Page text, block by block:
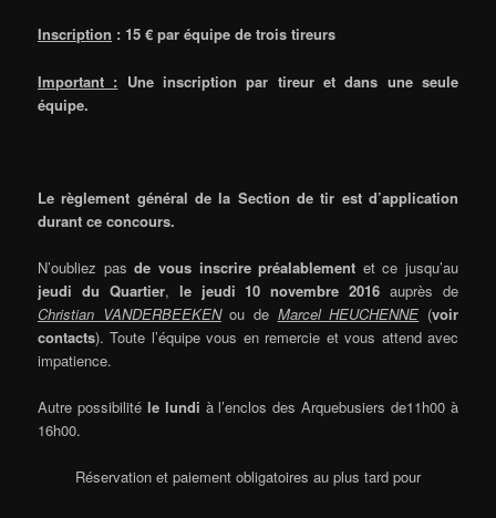
Inscription : 15 € par équipe de trois tireurs
Important : Une inscription par tireur et dans une seule
équipe.
Le règlement général de la Section de tir est d’application
durant ce concours.
N’oubliez pasde vous inscrire préalablement et ce jusqu’au
jeudi du Quartier, le jeudi 10 novembre 2016auprès de
Christian VANDERBEEKENou de Marcel HEUCHENNE (voir
contacts). Toute l’équipe vous en remercie et vous attend avec
impatience.
Autre possibilité le lundi à l’enclos des Arquebusiers de11h00 à
16h00.
Réservation et paiement obligatoires au plus tard pour